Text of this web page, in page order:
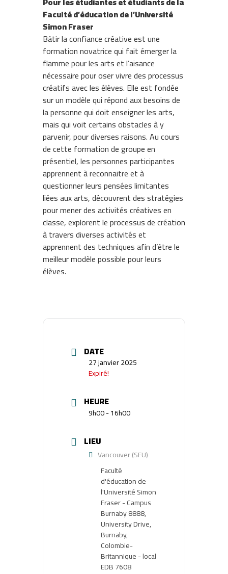
Faculté d’éducation de l’Université
Simon Fraser
Bâtir la confiance créative est une
formation novatrice qui fait émerger la
flamme pour les arts et l’aisance
nécessaire pour oser vivre des processus
créatifs avec les élèves. Elle est fondée
sur un modèle qui répond aux besoins de
la personne qui doit enseigner les arts,
mais qui voit certains obstacles à y
parvenir, pour diverses raisons. Au cours
de cette formation de groupe en
présentiel, les personnes participantes
apprennent à reconnaitre et à
questionner leurs pensées limitantes
liées aux arts, découvrent des stratégies
pour mener des activités créatives en
classe, explorent le processus de création
à travers diverses activités et
apprennent des techniques afin d’être le
meilleur modèle possible pour leurs
élèves.
DATE
27 janvier 2025
Expiré!
HEURE
9h00 - 16h00
LIEU
Vancouver (SFU)
Faculté
d'éducation de
l'Université Simon
Fraser - Campus
Burnaby 8888,
University Drive,
Burnaby,
Colombie-
Britannique - local
EDB 7608